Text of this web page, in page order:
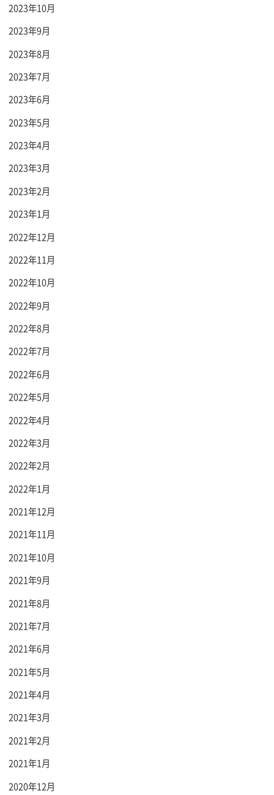
2023年10月
2023年9月
2023年8月
2023年7月
2023年6月
2023年5月
2023年4月
2023年3月
2023年2月
2023年1月
2022年12月
2022年11月
2022年10月
2022年9月
2022年8月
2022年7月
2022年6月
2022年5月
2022年4月
2022年3月
2022年2月
2022年1月
2021年12月
2021年11月
2021年10月
2021年9月
2021年8月
2021年7月
2021年6月
2021年5月
2021年4月
2021年3月
2021年2月
2021年1月
2020年12月